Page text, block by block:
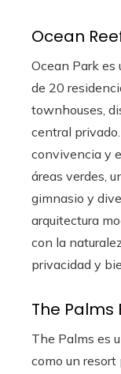
Ocean
Ocean Park es
de 20
townhouses,
central
convivencia y
áreas verdes,
gimnasio y
arquitectura
con la
privacidad y
The Palms
The Palms es
como un